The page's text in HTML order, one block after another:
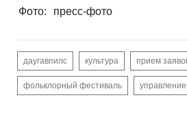
Фото:
пресс-фото
даугавпилс культура прием
фольклорный фестиваль управление